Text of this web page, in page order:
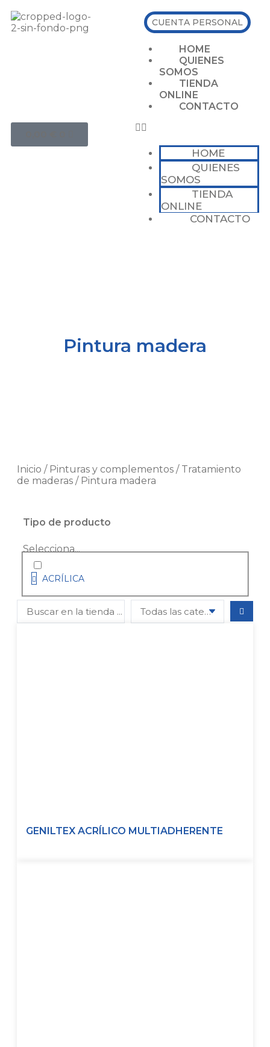
HOME
QUIENES
SOMOS
TIENDA
ONLINE
CONTACTO
HOME
QUIENES
SOMOS
TIENDA
ONLINE
CONTACTO
CUENTA PERSONAL
Pintura madera
Inicio / Pinturas y complementos / Tratamiento
de maderas / Pintura madera
Tipo de producto
Selecciona...
ACRÍLICA
GENILTEX ACRÍLICO MULTIADHERENTE